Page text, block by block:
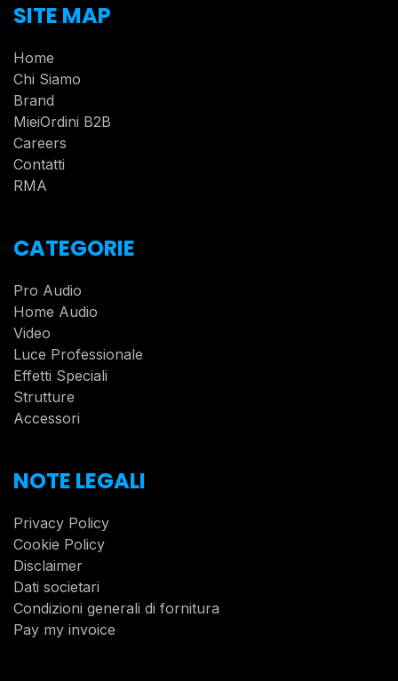
SITE MAP
Home
Chi Siamo
Brand
MieiOrdini B2B
Careers
Contatti
RMA
CATEGORIE
Pro Audio
Home Audio
Video
Luce Professionale
Effetti Speciali
Strutture
Accessori
NOTE LEGALI
Privacy Policy
Cookie Policy
Disclaimer
Dati societari
Condizioni generali di fornitura
Pay my invoice